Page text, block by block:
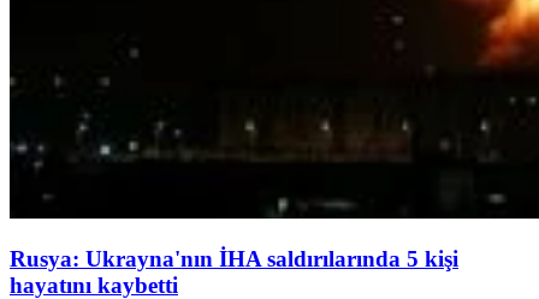
Rusya: Ukrayna'nın İHA saldırılarında 5 kişi
hayatını kaybetti